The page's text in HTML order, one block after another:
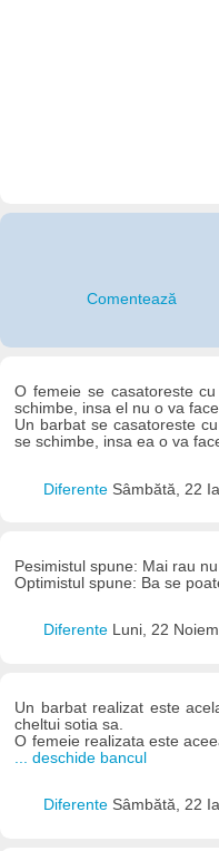
Comentează
O femeie se casatoreste
schimbe, insa el nu o va
Un barbat se casatoreste
se schimbe, insa ea o va
Diferente Sâmbătă, 22
Pesimistul spune: Mai rau
Optimistul spune: Ba se
Diferente Luni, 22
Un barbat realizat este
cheltui sotia sa.
O femeie realizata este
... deschide bancul
Diferente Sâmbătă, 22